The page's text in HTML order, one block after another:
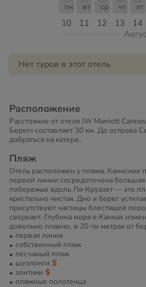
10
пн
11
вт
12
ср
13
чт
14
пт
Нет туров в этот отель
Расположение
Расстояние от отеля JW Marriott
Берег» составляет 30 км. До острова
добраться на катере.
Пляж
Отель расположен у пляжа.
первой линии сосредоточена большая
побережье вдоль Ля-Круазет — это
кристально чистая. Дно и берег
присутствуют частицы блестящей
сверкает. Глубина моря в Каннах
довольно плавно, в 20-ти метрах от
первая линия
собственный пляж
песчаный пляж
шезлонги
зонтики
пляжные полотенца